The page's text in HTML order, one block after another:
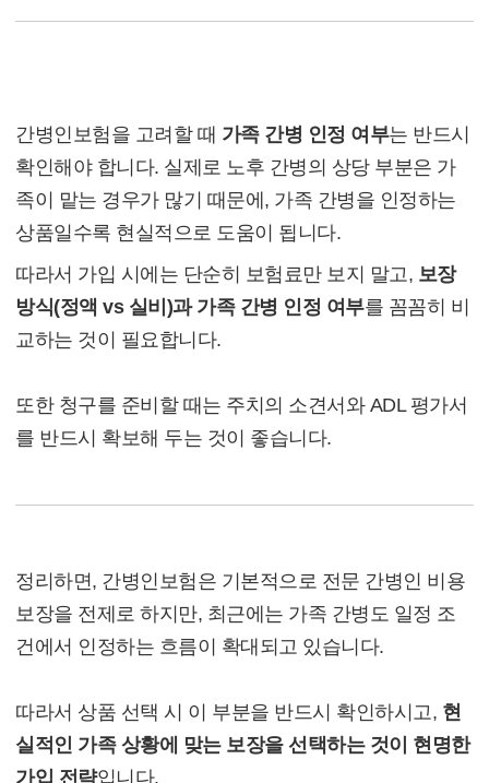
간병인보험을 고려할 때 가족 간병 인정 여부는 반드시
확인해야 합니다. 실제로 노후 간병의 상당 부분은 가
족이 맡는 경우가 많기 때문에, 가족 간병을 인정하는
상품일수록 현실적으로 도움이 됩니다.
따라서 가입 시에는 단순히 보험료만 보지 말고, 보장
방식(정액 vs 실비)과 가족 간병 인정 여부를 꼼꼼히 비
교하는 것이 필요합니다.
또한 청구를 준비할 때는 주치의 소견서와 ADL 평가서
를 반드시 확보해 두는 것이 좋습니다.
정리하면, 간병인보험은 기본적으로 전문 간병인 비용
보장을 전제로 하지만, 최근에는 가족 간병도 일정 조
건에서 인정하는 흐름이 확대되고 있습니다.
따라서 상품 선택 시 이 부분을 반드시 확인하시고, 현
실적인 가족 상황에 맞는 보장을 선택하는 것이 현명한
가입 전략입니다.